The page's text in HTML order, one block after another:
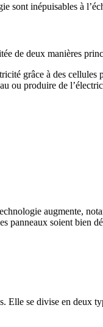
sont inépuisables à
de deux manières
grâce à des cellules
ou produire de
augmente,
panneaux soient bien
Elle se divise en deux